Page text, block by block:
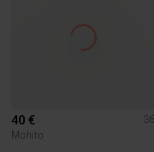
40 €
36
Mohito